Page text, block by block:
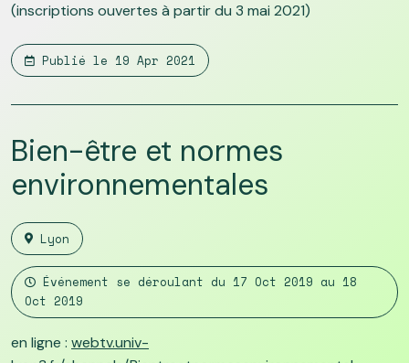
(inscriptions ouvertes à partir du 3 mai 2021)
Publié le 19 Apr 2021
Bien-être et normes
environnementales
Lyon
Événement se déroulant du 17 Oct 2019 au 18
Oct 2019
en ligne : webtv.univ-